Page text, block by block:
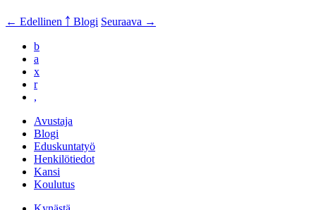
← Edellinen ￪ Blogi Seuraava →
b
a
x
r
,
Avustaja
Blogi
Eduskuntatyö
Henkilötiedot
Kansi
Koulutus